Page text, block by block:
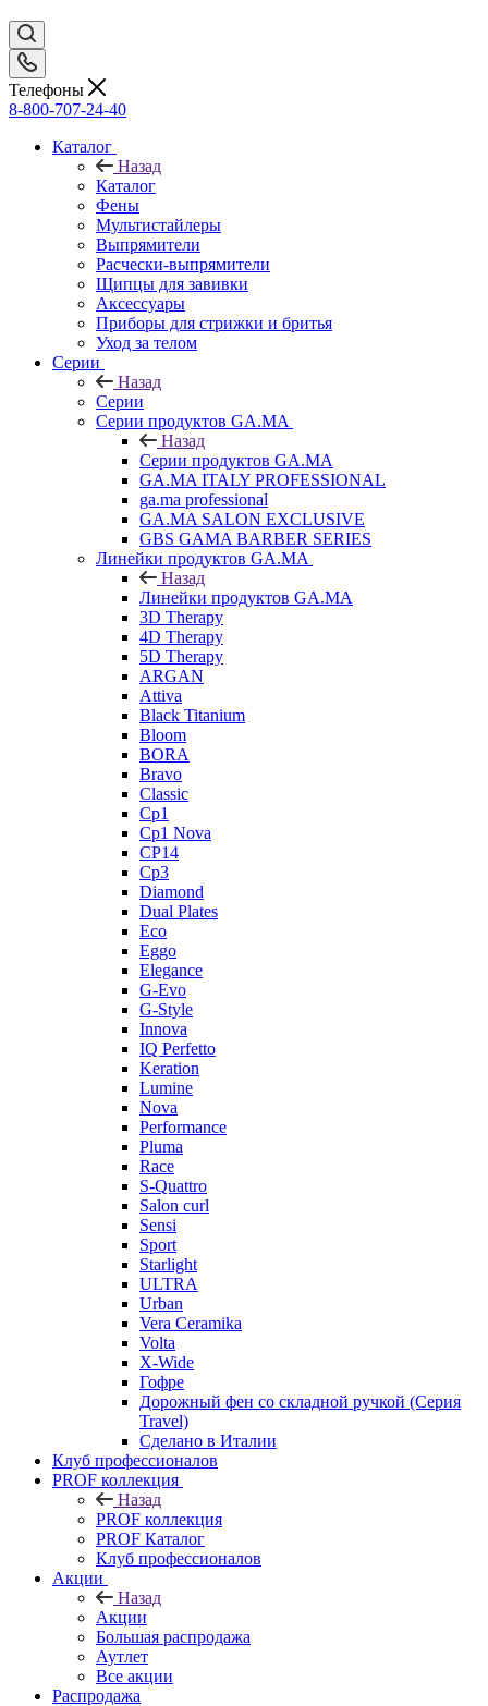
Телефоны
8-800-707-24-40
Каталог
Назад
Каталог
Фены
Мультистайлеры
Выпрямители
Расчески-выпрямители
Щипцы для завивки
Аксессуары
Приборы для стрижки и бритья
Уход за телом
Серии
Назад
Серии
Серии продуктов GA.MA
Назад
Серии продуктов GA.MA
GA.MA ITALY PROFESSIONAL
ga.ma professional
GA.MA SALON EXCLUSIVE
GBS GAMA BARBER SERIES
Линейки продуктов GA.MA
Назад
Линейки продуктов GA.MA
3D Therapy
4D Therapy
5D Therapy
ARGAN
Attiva
Black Titanium
Bloom
BORA
Bravo
Classic
Cp1
Cp1 Nova
CP14
Cp3
Diamond
Dual Plates
Eco
Eggo
Elegance
G-Evo
G-Style
Innova
IQ Perfetto
Keration
Lumine
Nova
Performance
Pluma
Race
S-Quattro
Salon curl
Sensi
Sport
Starlight
ULTRA
Urban
Vera Ceramika
Volta
X-Wide
Гофре
Дорожный фен со складной ручкой (Серия
Travel)
Сделано в Италии
Клуб профессионалов
PROF коллекция
Назад
PROF коллекция
PROF Каталог
Клуб профессионалов
Акции
Назад
Акции
Большая распродажа
Аутлет
Все акции
Распродажа